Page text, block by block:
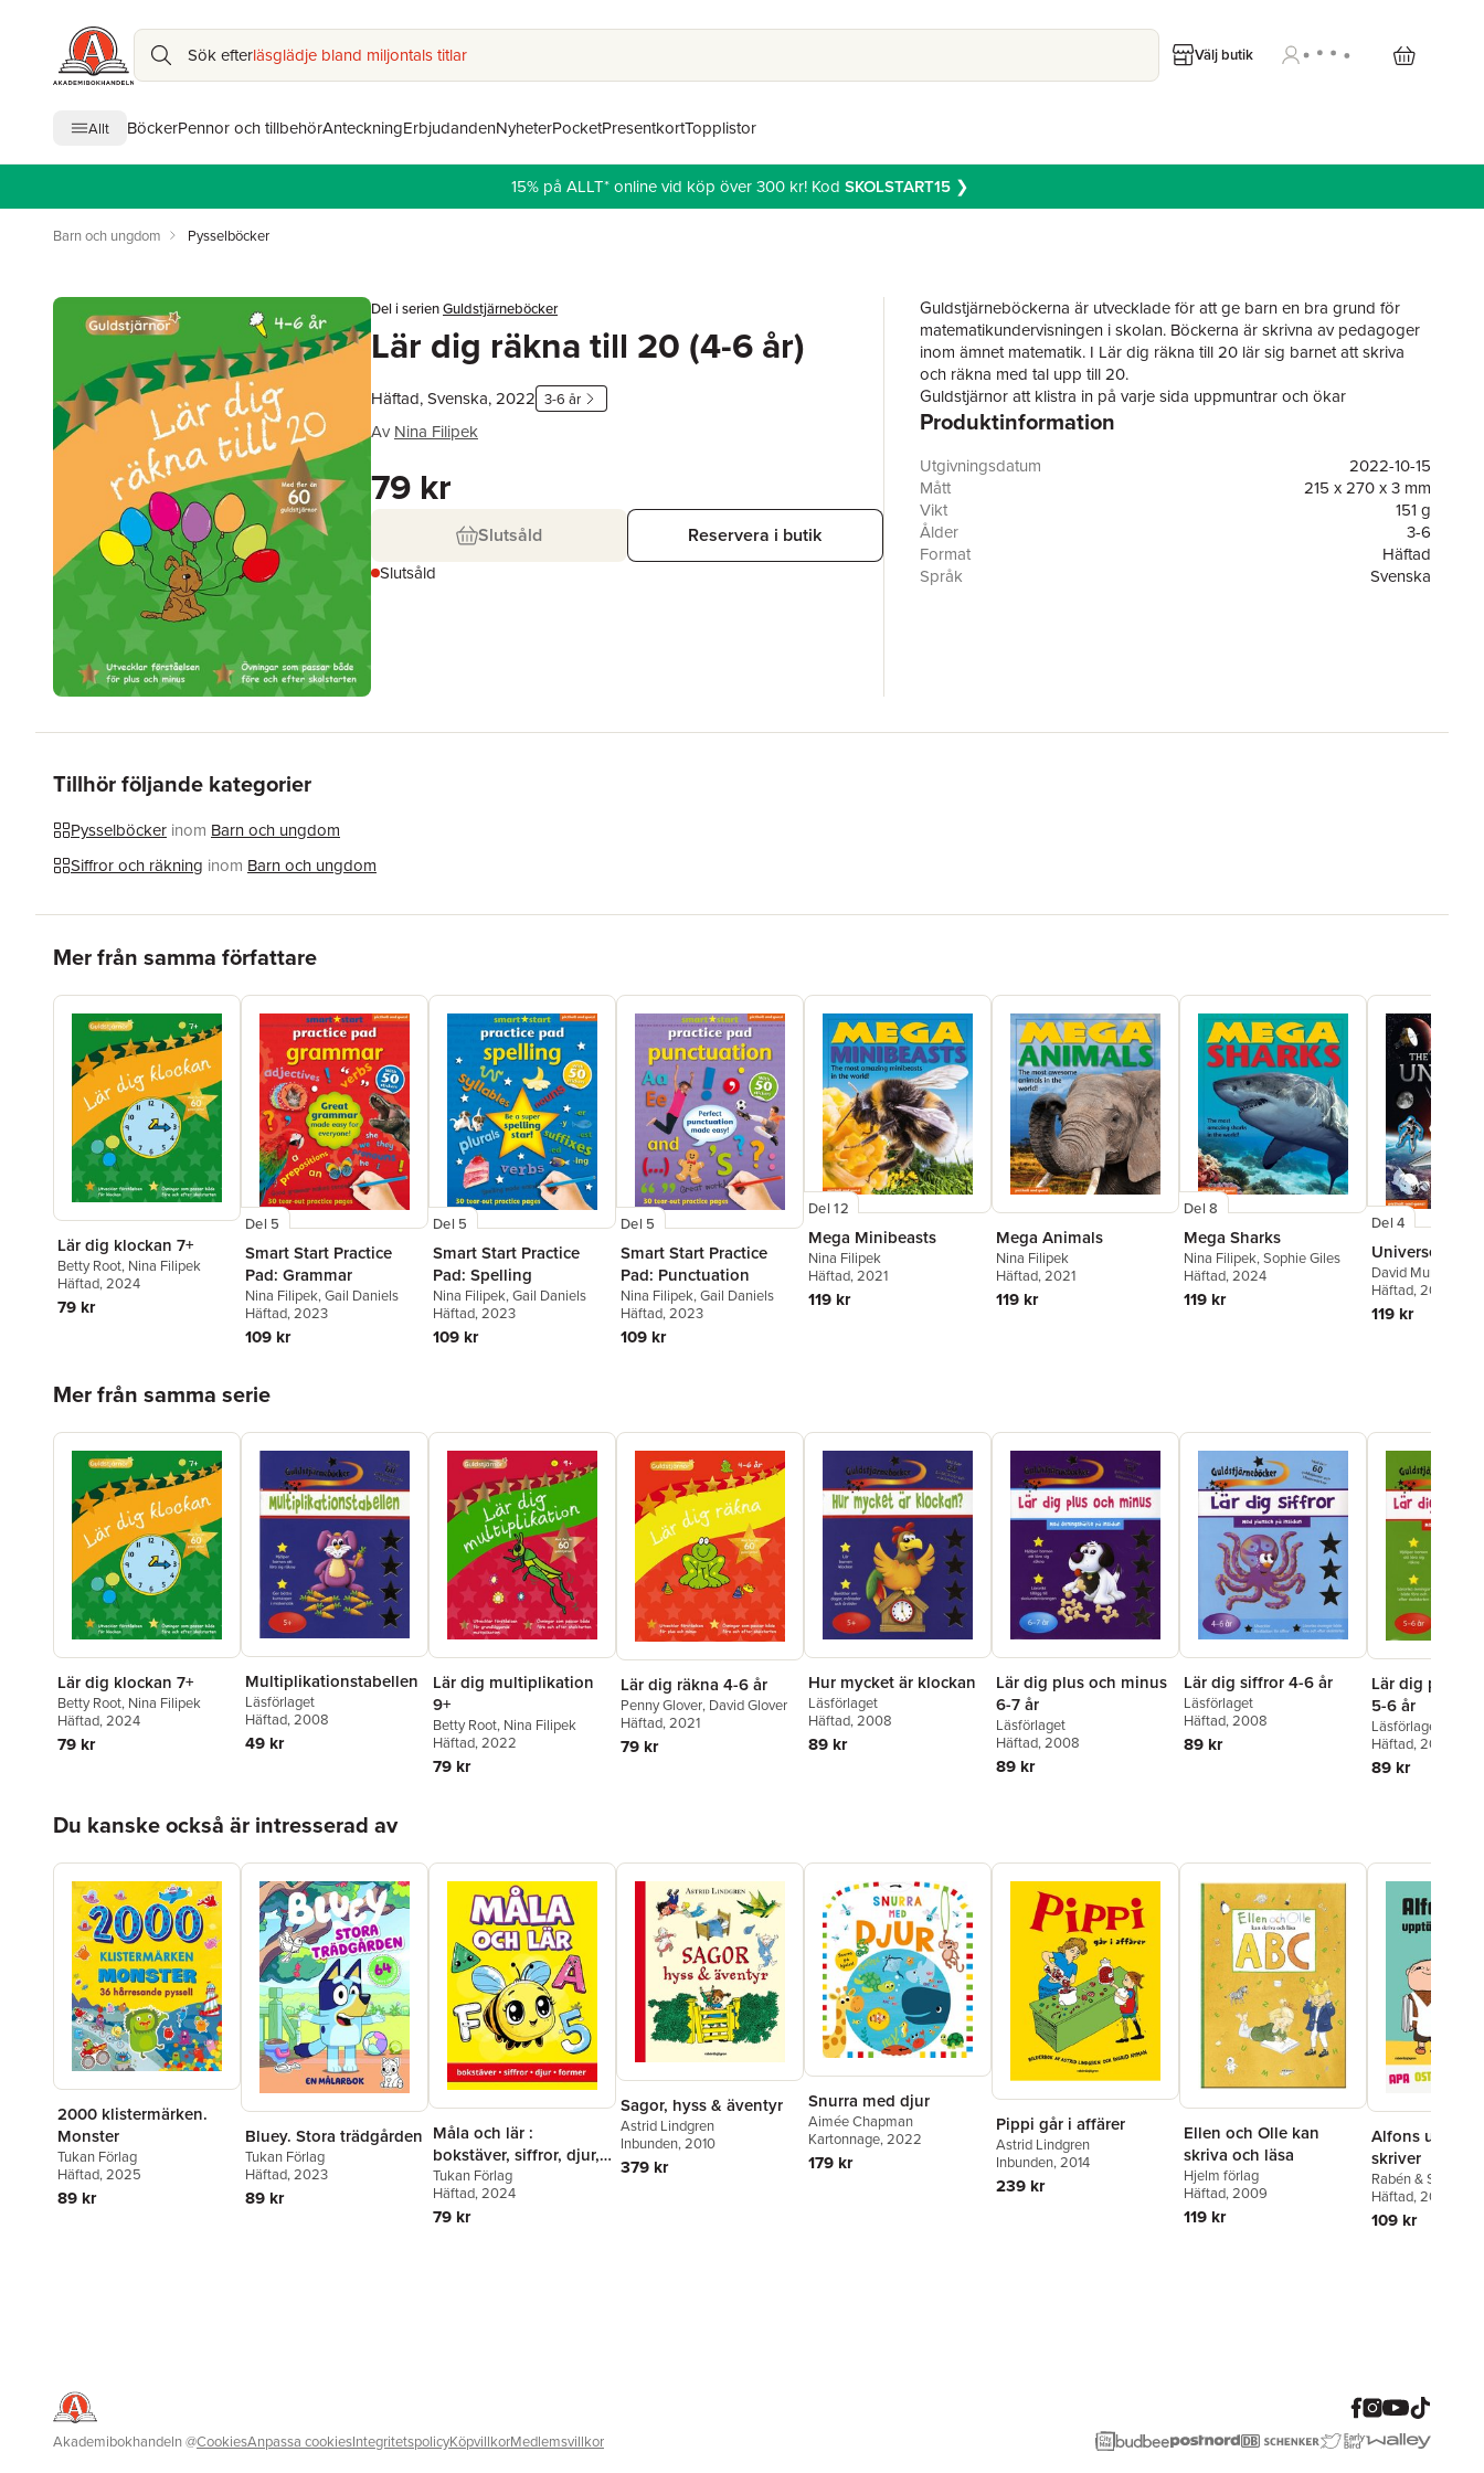
Sök efterläsglädje bland miljontals titlar Välj butik
Allt BöckerPennor och tillbehörAnteckningErbjudandenNyheterPocketPresentkortTopplistor
15% på ALLT* online vid köp över 300 kr! Kod SKOLSTART15❯
Barn och ungdom Pysselböcker
Del i serienGuldstjärneböcker
Lär dig räkna till 20 (4-6 år)
Häftad, Svenska, 2022 3-6 år
Av Nina Filipek
79 kr
Slutsåld Reservera i butik
Slutsåld
Guldstjärneböckerna är utvecklade för att ge barn en bra grund för
matematikundervisningen i skolan. Böckerna är skrivna av pedagoger
inom ämnet matematik. I Lär dig räkna till 20 lär sig barnet att skriva
och räkna med tal upp till 20.
Guldstjärnor att klistra in på varje sida uppmuntrar och ökar
motivationen. Vägledning och tips gör det lätt att använda boken på
inlärningen lätt och rolig.
Produktinformation
Utgivningsdatum
2022-10-15
Mått
215 x 270 x 3 mm
Vikt
151 g
Ålder
3-6
Format
Häftad
Språk
Svenska
ISBN
9789180376020
Tillhör följande kategorier
Pysselböcker inom Barn och ungdom
Siffror och räkning inom Barn och ungdom
Mer från samma författare
Lär dig klockan 7+
Betty Root, Nina Filipek
Häftad, 2024
79 kr
Del 5
Smart Start Practice
Pad: Grammar
Nina Filipek,Gail Daniels
Häftad, 2023
109 kr
Del 5
Smart Start Practice
Pad: Spelling
Nina Filipek,Gail Daniels
Häftad, 2023
109 kr
Del 5
Smart Start Practice
Pad: Punctuation
Nina Filipek,Gail Daniels
Häftad, 2023
109 kr
Del 12
Mega Minibeasts
Nina Filipek
Häftad, 2021
119 kr
Mega Animals
Nina Filipek
Häftad, 2021
119 kr
Del 8
Mega Sharks
Nina Filipek,Sophie Giles
Häftad, 2024
119 kr
Del 4
Universe
David Murray
Häftad, 2025
119 kr
Mer från samma serie
Lär dig klockan 7+
Betty Root, Nina Filipek
Häftad, 2024
79 kr
Multiplikationstabellen
Läsförlaget
Häftad, 2008
49 kr
Lär dig multiplikation
9+
Betty Root, Nina Filipek
Häftad, 2022
79 kr
Lär dig räkna 4-6 år
Penny Glover, David Glover
Häftad, 2021
79 kr
Hur mycket är klockan
Läsförlaget
Häftad, 2008
89 kr
Lär dig plus och minus
6-7 år
Läsförlaget
Häftad, 2008
89 kr
Lär dig siffror 4-6 år
Läsförlaget
Häftad, 2008
89 kr
Lär dig plus
5-6 år
Läsförlaget
Häftad, 2008
89 kr
Du kanske också är intresserad av
2000 klistermärken.
Monster
Tukan Förlag
Häftad, 2025
89 kr
Bluey. Stora trädgården
Tukan Förlag
Häftad, 2023
89 kr
Måla och lär :
bokstäver, siffror, djur,
former
Tukan Förlag
Häftad, 2024
79 kr
Sagor, hyss & äventyr
Astrid Lindgren
Inbunden, 2010
379 kr
Snurra med djur
Aimée Chapman
Kartonnage, 2022
179 kr
Pippi går i affärer
Astrid Lindgren
Inbunden, 2014
239 kr
Ellen och Olle kan
skriva och läsa
Hjelm förlag
Häftad, 2009
119 kr
Alfons
skriver
Rabén & Sjögren
Häftad, 2021
109 kr
Akademibokhandeln@CookiesAnpassa cookiesIntegritetspolicyKöpvillkorMedlemsvillkor